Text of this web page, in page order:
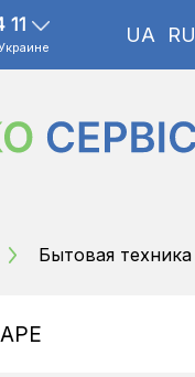
11 UA RU
Бытовая техника